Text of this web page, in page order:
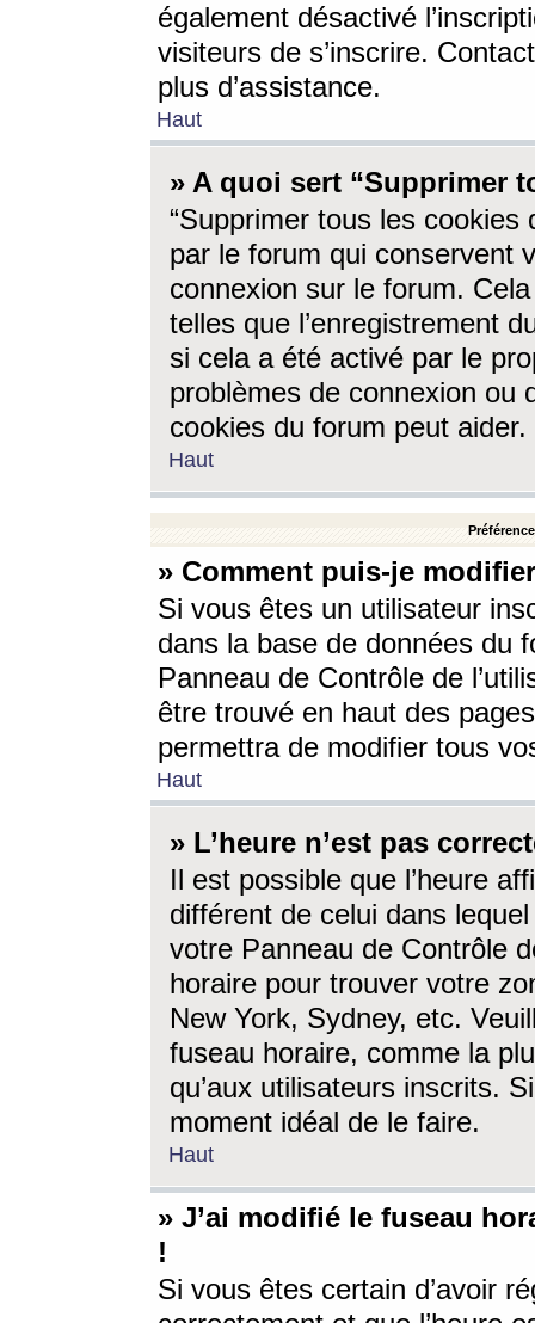
également désactivé
visiteurs de s’inscrire.
plus d’assistance.
Haut
» A quoi sert “Supprimer
“Supprimer tous les cookies
par le forum qui conservent
connexion sur le forum.
telles que l’enregistrement
si cela a été activé par le
problèmes de connexion ou
cookies du forum peut aider.
Haut
» Comment puis-je
Si vous êtes un utilisateur
dans la base de données du
Panneau de Contrôle de
être trouvé en haut des
permettra de modifier tous
Haut
» L’heure n’est pas
Il est possible que l’heure
différent de celui dans
votre Panneau de Contrôle
horaire pour trouver votre
New York, Sydney, etc.
fuseau horaire, comme la
qu’aux utilisateurs inscrits.
moment idéal de le faire.
Haut
» J’ai modifié le fuseau
!
Si vous êtes certain d’avoir